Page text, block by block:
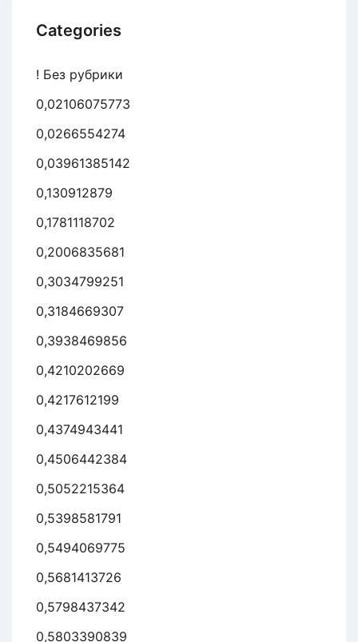
Categories
! Без рубрики
0,02106075773
0,0266554274
0,03961385142
0,130912879
0,1781118702
0,2006835681
0,3034799251
0,3184669307
0,3938469856
0,4210202669
0,4217612199
0,4374943441
0,4506442384
0,5052215364
0,5398581791
0,5494069775
0,5681413726
0,5798437342
0,5803390839